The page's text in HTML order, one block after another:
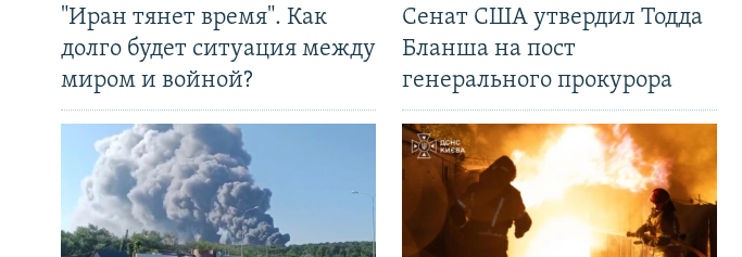
"Иран тянет время". Как
долго будет ситуация между
миром и войной?
Сенат США утвердил Тодда
Бланша на пост
генерального прокурора